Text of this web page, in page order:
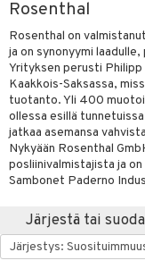
Rosenthal
Rosenthal on
ja on synonyymi
Yrityksen perusti Philipp
Kaakkois-Saksassa,
tuotanto. Yli 400
ollessa esillä
jatkaa asemansa
Nykyään Rosenthal
posliinivalmistajista ja
Sambonet Paderno
Järjestä tai
& Sähkövatkaimet
koneet
& Cocktailasit
& Aveclasit
& Konjakkilasit
lautaset
Kattilat
Maustemyllyt
/ Outdoor
& Tyynyliinat
& Peitot
& Korit
& Veistokset
Art
& Lyhdyt
& Hyllyt
& Koukut
& Korit
tekstiilit
tekstiilit
tekstiilit
hyönteissuoja
ruokinta
& Lyhdyt
& vastauksia